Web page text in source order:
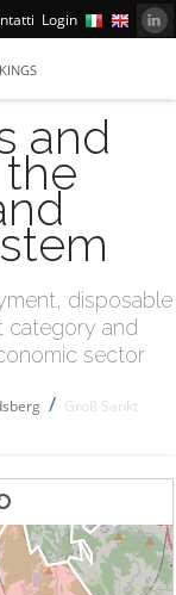
Login
and
disposable
category and
sector
/ Groß Sankt